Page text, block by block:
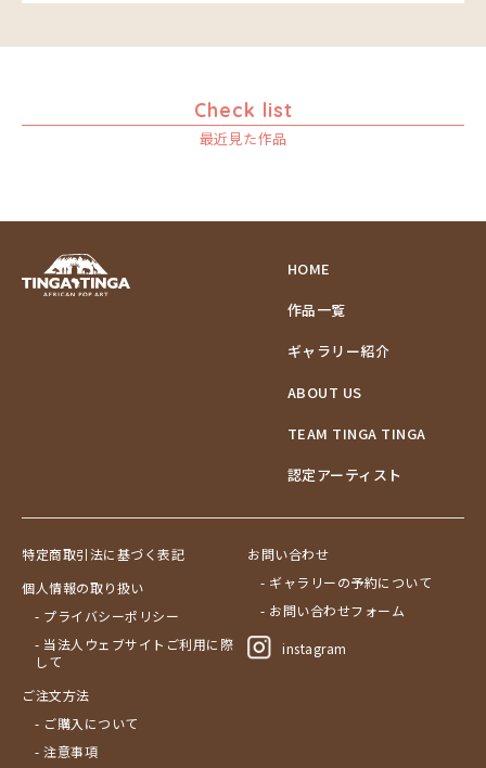
Check list
最近見た作品
HOME
作品一覧
ギャラリー紹介
ABOUT US
TEAM TINGA TINGA
認定アーティスト
特定商取引法に基づく表記
個人情報の取り扱い
- プライバシーポリシー
- 当法人ウェブサイトご利用に際
して
ご注文方法
- ご購入について
- 注意事項
お問い合わせ
- ギャラリーの予約について
- お問い合わせフォーム
instagram